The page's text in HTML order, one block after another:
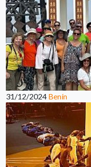
31/12/2024 Benín